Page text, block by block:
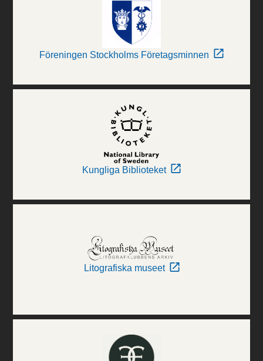
Föreningen Stockholms Företagsminnen
Kungliga Biblioteket
Litografiska museet